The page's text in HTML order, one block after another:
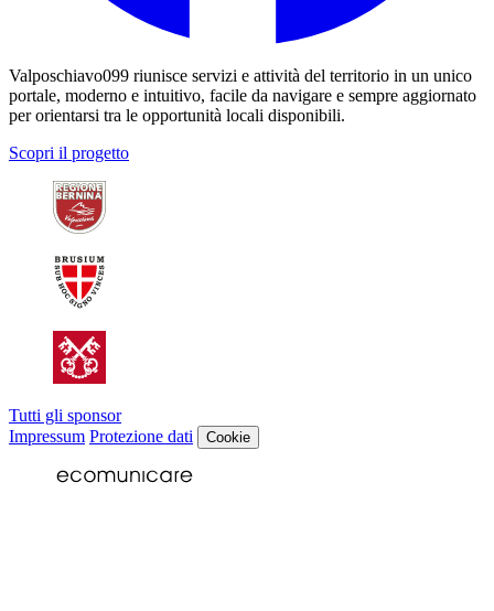
Valposchiavo099 riunisce servizi e attività del territorio in un unico
portale, moderno e intuitivo, facile da navigare e sempre aggiornato
per orientarsi tra le opportunità locali disponibili.
Scopri il progetto
Tutti gli sponsor
Impressum Protezione dati Cookie